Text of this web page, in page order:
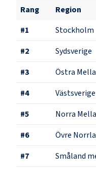
Rang Region
#1 Stockholm
#2 Sydsverige
#3 Östra
#4 Västsverige
#5 Norra
#6 Övre
#7 Småland